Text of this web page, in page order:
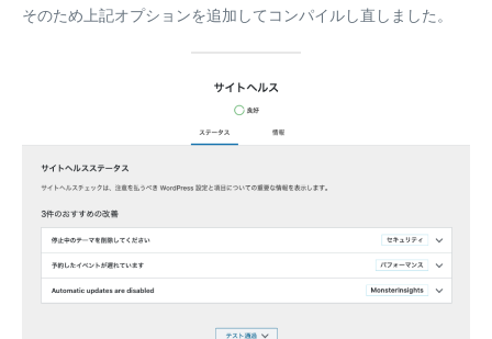
そのため上記オプションを追加してコンパイルし直しました。